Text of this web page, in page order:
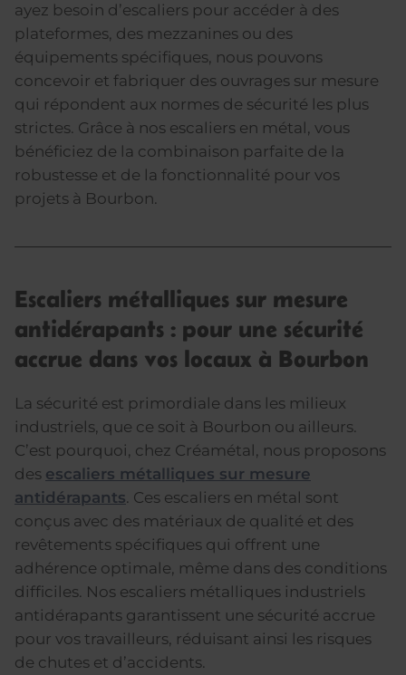
ayez besoin d’escaliers pour accéder à des
plateformes, des mezzanines ou des
équipements spécifiques, nous pouvons
concevoir et fabriquer des ouvrages sur mesure
qui répondent aux normes de sécurité les plus
strictes. Grâce à nos escaliers en métal, vous
bénéficiez de la combinaison parfaite de la
robustesse et de la fonctionnalité pour vos
projets à Bourbon.
Escaliers métalliques sur mesure
antidérapants : pour une sécurité
accrue dans vos locaux à Bourbon
La sécurité est primordiale dans les milieux
industriels, que ce soit à Bourbon ou ailleurs.
C’est pourquoi, chez Créamétal, nous proposons
des escaliers métalliques sur mesure
antidérapants. Ces escaliers en métal sont
conçus avec des matériaux de qualité et des
revêtements spécifiques qui offrent une
adhérence optimale, même dans des conditions
difficiles. Nos escaliers métalliques industriels
antidérapants garantissent une sécurité accrue
pour vos travailleurs, réduisant ainsi les risques
de chutes et d’accidents.